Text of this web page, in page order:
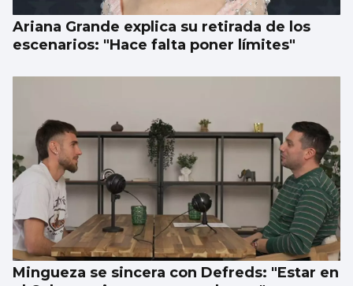
Ariana Grande explica su retirada de los
escenarios: "Hace falta poner límites"
Mingueza se sincera con Defreds: "Estar en